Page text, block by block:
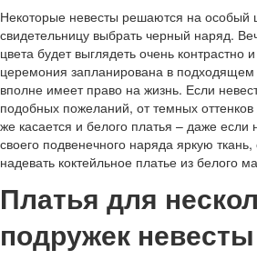
Некоторые невесты решаются на особый
свидетельницу выбрать черный наряд.
цвета будет выглядеть очень контрастно
церемония запланирована в подходящем
вполне имеет право на жизнь. Если
подобных пожеланий, от темных
же касается и белого платья – даже если
своего подвенечного наряда яркую
надевать коктейльное платье из белого
Платья для
подружек невесты